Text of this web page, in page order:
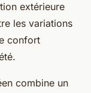
extérieure
les variations
confort
combine un